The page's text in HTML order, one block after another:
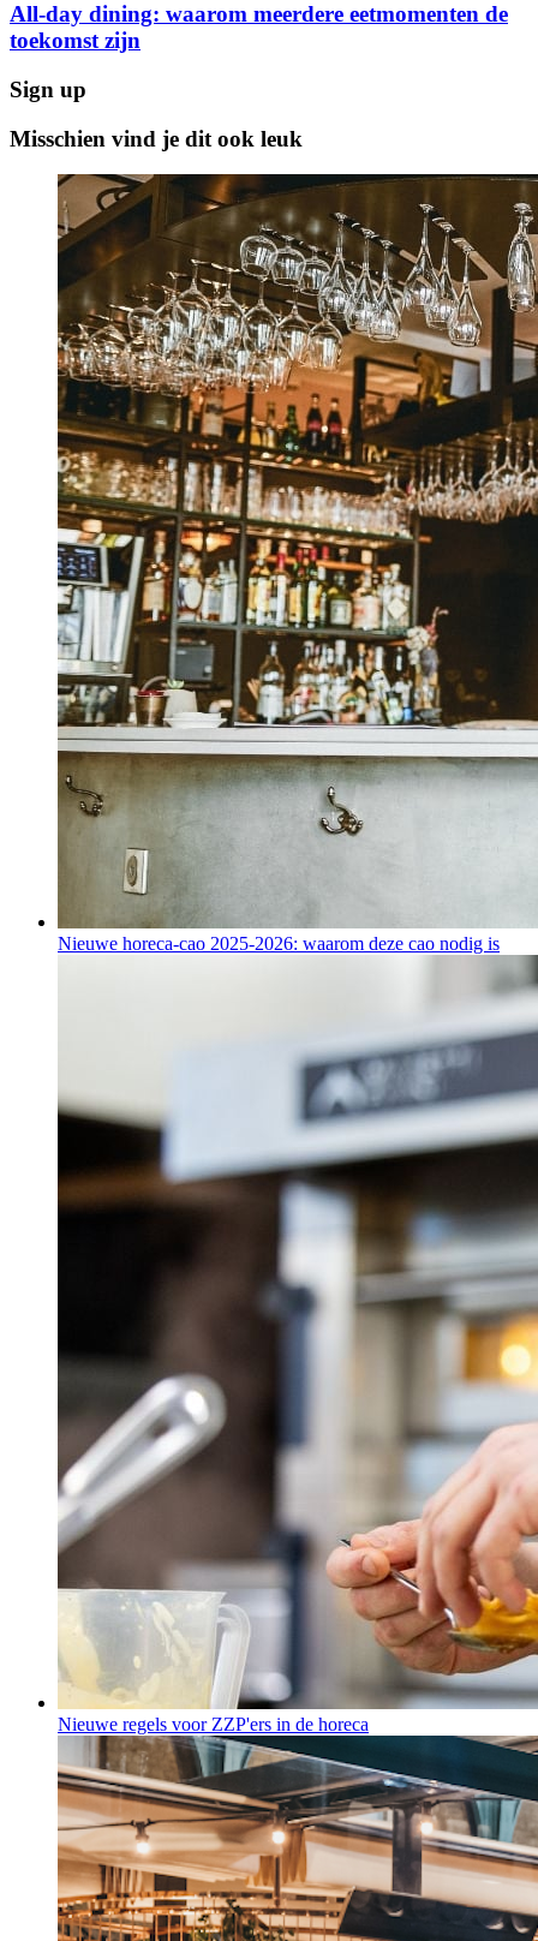
All-day dining: waarom meerdere eetmomenten de
toekomst zijn
Sign up
Misschien vind je dit ook leuk
Nieuwe horeca-cao 2025-2026: waarom deze cao nodig is
Nieuwe regels voor ZZP'ers in de horeca